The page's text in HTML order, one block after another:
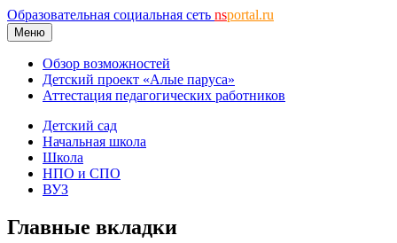
Образовательная социальная сеть nsportal.ru
Меню
Обзор возможностей
Детский проект «Алые паруса»
Аттестация педагогических работников
Детский сад
Начальная школа
Школа
НПО и СПО
ВУЗ
Главные вкладки